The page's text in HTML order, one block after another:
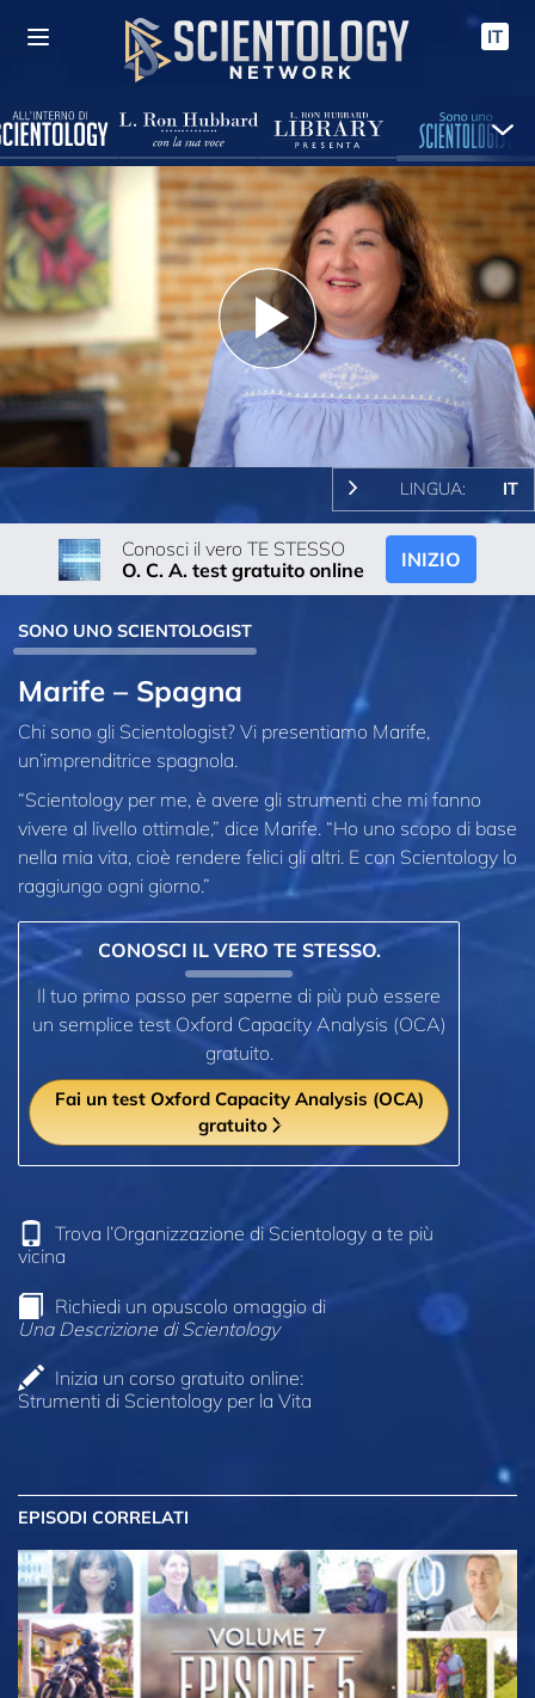
IT
Play
Video
LINGUA: IT
Conosci il vero TE STESSO
O. C. A. test gratuito online
INIZIO
SONO UNO SCIENTOLOGIST
Marife – Spagna
Chi sono gli Scientologist? Vi presentiamo Marife,
un’imprenditrice spagnola.
“Scientology per me, è avere gli strumenti che mi fanno
vivere al livello ottimale,” dice Marife. “Ho uno scopo di base
nella mia vita, cioè rendere felici gli altri. E con Scientology lo
raggiungo ogni giorno.”
CONOSCI IL VERO TE STESSO.
Il tuo primo passo per saperne di più può essere
un semplice test Oxford Capacity Analysis (OCA)
gratuito.
Fai un test Oxford Capacity Analysis (OCA)
gratuito
Trova l’Organizzazione di Scientology a te più
vicina
Richiedi un opuscolo omaggio di
Una Descrizione di Scientology
Inizia un corso gratuito online:
Strumenti di Scientology per la Vita
EPISODI CORRELATI